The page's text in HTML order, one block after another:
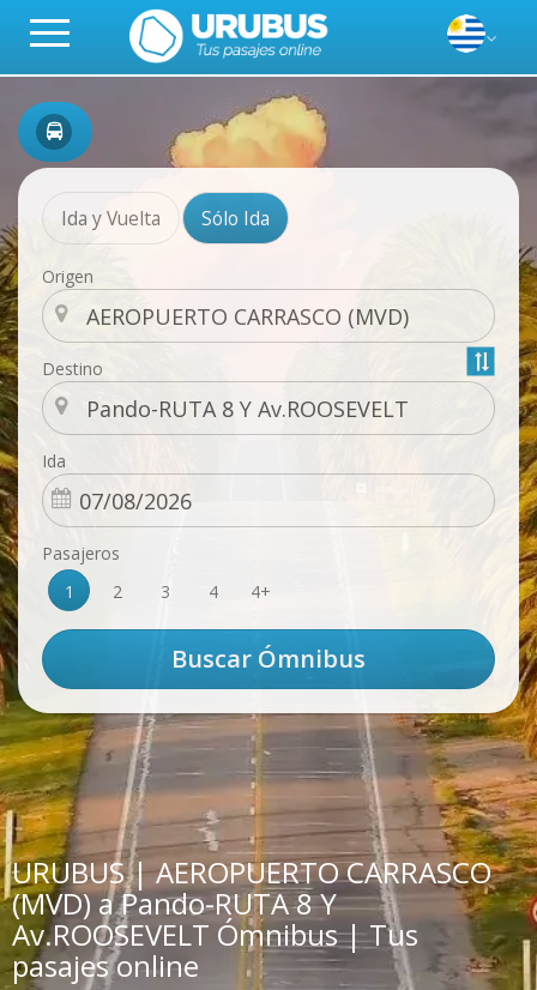
Ida y Vuelta Sólo Ida
Origen
Destino
Ida
Pasajeros
1
2 3 4 4+
URUBUS | AEROPUERTO CARRASCO
(MVD) a Pando-RUTA 8 Y
Av.ROOSEVELT Ómnibus | Tus
pasajes online